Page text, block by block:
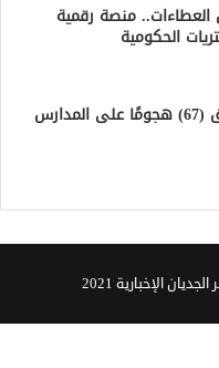
منصة رقمية
الحكومية
الأمم المتحدة توثق (67) هجومًا على المدارس
الإخبارية 2021